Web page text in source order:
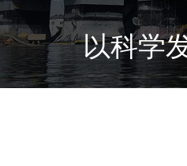
以科学